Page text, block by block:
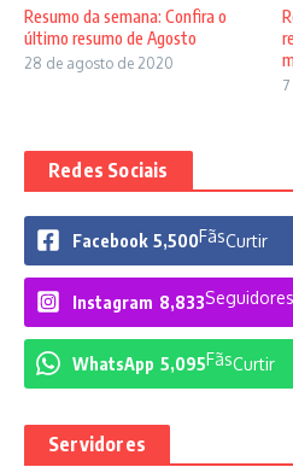
Resumo da semana: Confira o
último resumo de Agosto
28 de agosto de 2020
Redes Sociais
Facebook 5,500FãsCurtir
Instagram 8,833Seguidores
WhatsApp 5,095FãsCurtir
Servidores